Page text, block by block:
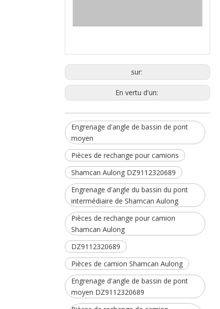
sur:
En vertu d'un:
Engrenage d'angle de bassin de pont
moyen
Pièces de rechange pour camions
Shamcan Aulong DZ9112320689
Engrenage d'angle du bassin du pont
intermédiaire de Shamcan Aulong
Pièces de rechange pour camion
Shamcan Aulong
DZ9112320689
Pièces de camion Shamcan Aulong
Engrenage d'angle de bassin de pont
moyen DZ9112320689